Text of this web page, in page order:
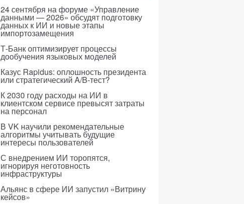
24 сентября на форуме «Управление
данными — 2026» обсудят подготовку
данных к ИИ и новые этапы
импортозамещения
Т-Банк оптимизирует процессы
дообучения языковых моделей
Казус Rapidus: оплошность президента
или стратегический A/B-тест?
К 2030 году расходы на ИИ в
клиентском сервисе превысят затраты
на персонал
В VK научили рекомендательные
алгоритмы учитывать будущие
интересы пользователей
С внедрением ИИ торопятся,
игнорируя неготовность
инфраструктуры
Альянс в сфере ИИ запустил «Витрину
кейсов»